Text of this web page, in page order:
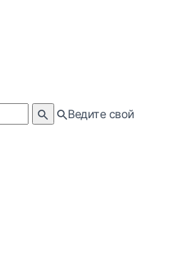
Ведите свой